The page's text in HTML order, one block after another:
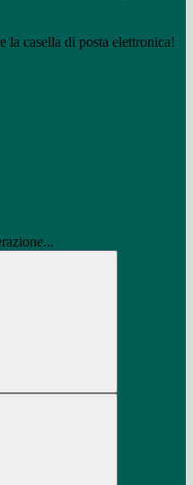
la casella di posta elettronica!